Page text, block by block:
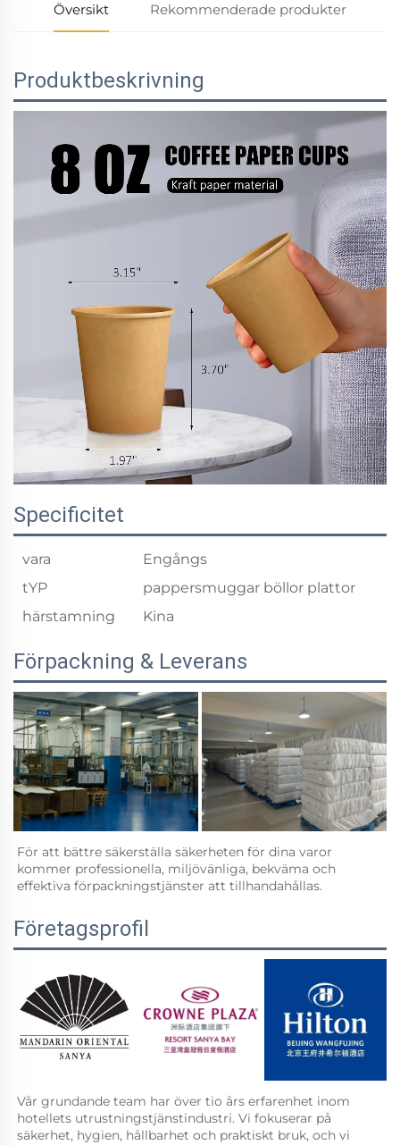
Översikt Rekommenderade produkter
Produktbeskrivning
Specificitet
vara
Engångs
tYP
pappersmuggar böllor plattor
härstamning
Kina
Förpackning & Leverans
För att bättre säkerställa säkerheten för dina varor
kommer professionella, miljövänliga, bekväma och
effektiva förpackningstjänster att tillhandahållas.
Företagsprofil
Vår grundande team har över tio års erfarenhet inom
hotellets utrustningstjänstindustri. Vi fokuserar på
säkerhet, hygien, hållbarhet och praktiskt bruk, och vi